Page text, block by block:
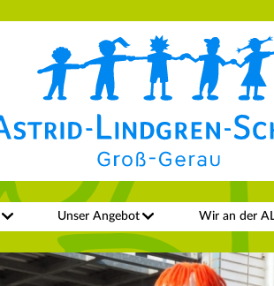
Unser Angebot Wir an der